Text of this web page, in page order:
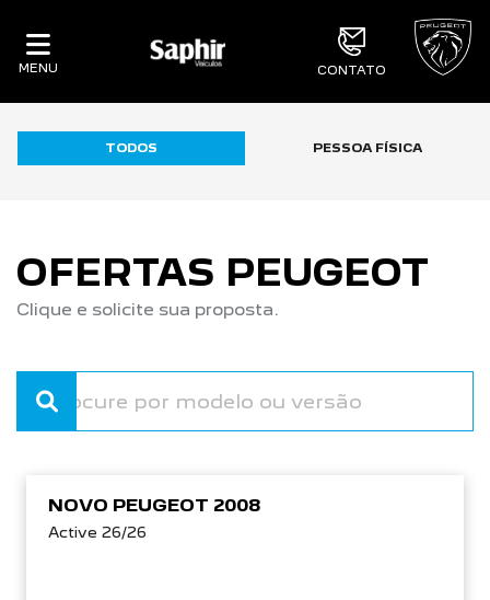
MENU CONTATO
TODOS PESSOA FÍSICA
OFERTAS PEUGEOT
Clique e solicite sua proposta.
NOVO PEUGEOT 2008
Active 26/26